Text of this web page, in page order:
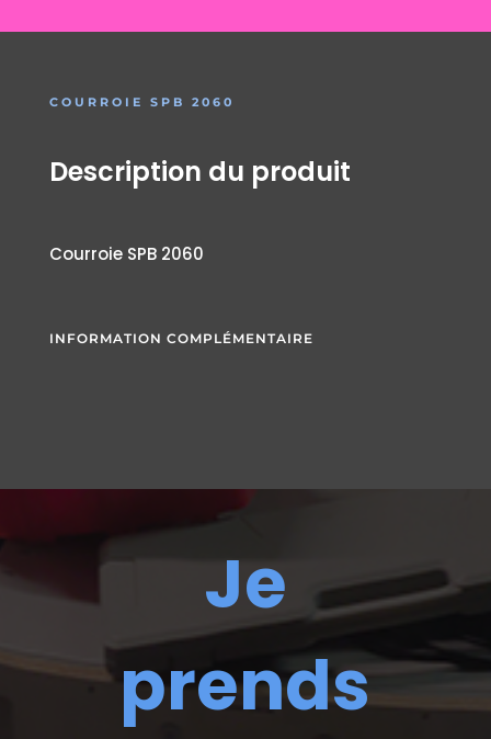
COURROIE SPB 2060
Description du produit
Courroie SPB 2060
INFORMATION COMPLÉMENTAIRE
Je
prends